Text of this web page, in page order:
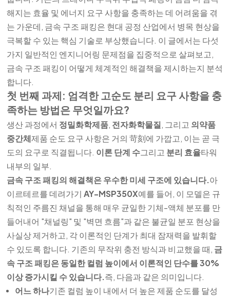
해지는 효율 및 에너지 요구 사항을 충족하는 데 어려움을 겪
는 가운데, 금속 구조 패킹은 현대 공정 산업에서 병목 현상을
극복할 수 있는 핵심 기술로 부상했습니다. 이 글에서는 다섯
가지 일반적인 엔지니어링 문제점을 집중적으로 살펴보고,
금속 구조 패킹이 어떻게 체계적인 해결책을 제시하는지 분석
합니다.
첫 번째 과제: 엄격한 고순도 분리 요구 사항을 충
족하는 방법은 무엇일까요?
생산 과정에서 정밀화학제품, 전자화학물질, 그리고 의약품
중간체제품 순도 요구 사항은 거의 苛刻에 가깝고, 이는 곧 극
도의 요구로 직결됩니다. 이론 단계 수그리고 분리 효율타워
내부의 일부.
금속 구조 패킹의 해결책은 우수한 미세 구조에 있습니다.아
이르테르를 데려가기AY-MSP350X예를 들어, 이 모델은 규
칙적인 주름진 채널을 통해 매우 균일한 기체-액체 분포를 만
들어내어 "채널링" 및 "벽면 흐름"과 같은 불균일 분포 현상을
사실상 제거하고, 각 이론적인 단계가 최대 잠재력을 발휘할
수 있도록 합니다. 기존의 무작위 충전 방식과 비교했을 때, 금
속 구조 패킹은 동일한 컬럼 높이에서 이론적인 단수를 30%
이상 증가시킬 수 있습니다.즉, 다음과 같은 의미입니다.
어느 하나기존 컬럼 높이 내에서 더 높은 제품 순도를 달성